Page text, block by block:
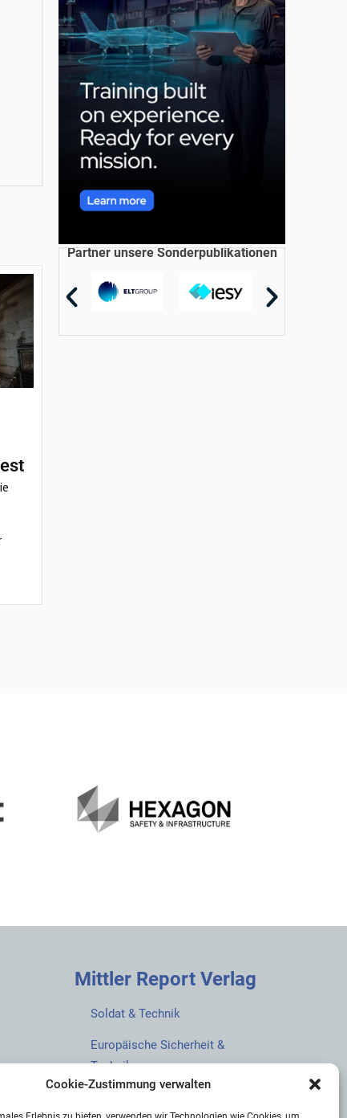
Cookie-Zustimmung verwalten
Partner unsere Sonderpublikationen
Mittler Report Verlag
Soldat & Technik
Europäische Sicherheit &
Technik